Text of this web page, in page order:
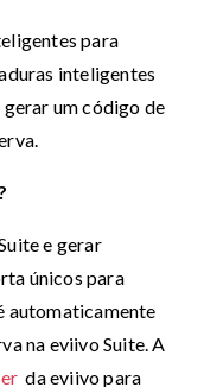
para
inteligentes
um código de
e gerar
únicos para
automaticamente
na eviivo Suite. A
da eviivo para